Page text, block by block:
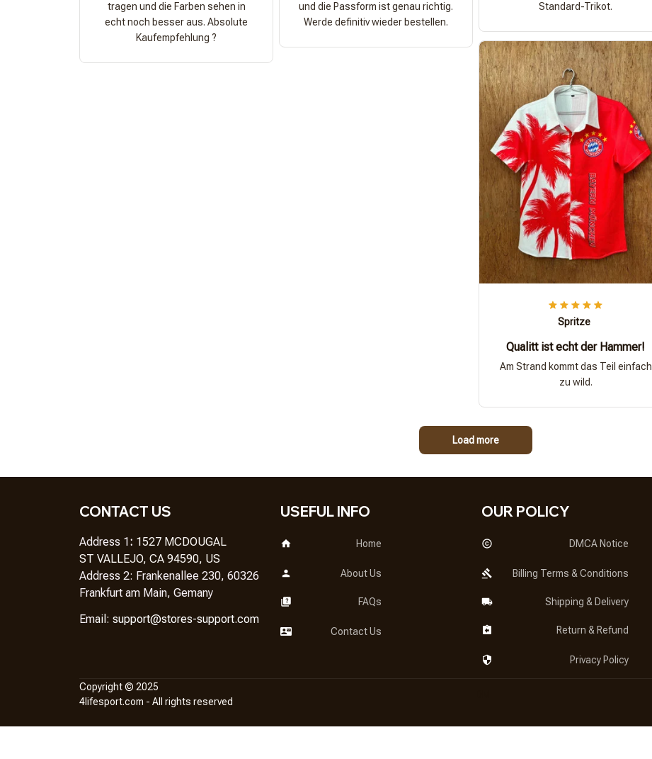
tragen und die Farben sehen in
echt noch besser aus. Absolute
Kaufempfehlung ?
und die Passform ist genau richtig.
Werde definitiv wieder bestellen.
Standard-Trikot.
Spritze
Qualitt ist echt der Hammer!
Am Strand kommt das Teil einfach
zu wild.
Load more
CONTACT US
Address 1 : 1527 MCDOUGAL
ST VALLEJO, CA 94590, US
Address 2: Frankenallee 230, 60326
Frankfurt am Main, Gemany
Email: support@stores-support.com
USEFUL INFO
Home
About Us
FAQs
Contact Us
OUR POLICY
DMCA Notice
Billing Terms & Conditions
Shipping & Delivery
Return & Refund
Privacy Policy
Copyright © 2025
4lifesport.com - All rights reserved